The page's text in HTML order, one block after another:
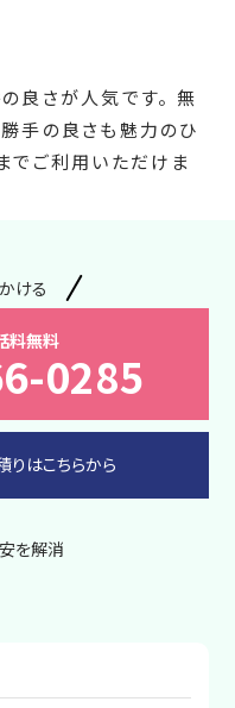
良さが人気です。 無
手の良さも魅力のひ
でご利用いただけま
ける
料無料
0285